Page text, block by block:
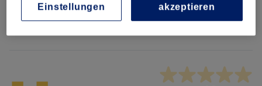
akzeptieren
Einstellungen